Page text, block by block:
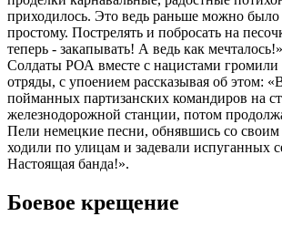
приходилось. Это ведь раньше можно было
простому. Пострелять и побросать на
теперь - закапывать! А ведь как мечталось!»
Солдаты РОА вместе с нацистами громили
отряды, с упоением рассказывая об этом:
пойманных партизанских командиров на
железнодорожной станции, потом
Пели немецкие песни, обнявшись со
ходили по улицам и задевали испуганных
Настоящая банда!».
Боевое крещение